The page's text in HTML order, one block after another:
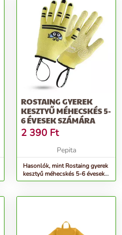
ROSTAING GYEREK
KESZTYŰ MÉHECSKÉS 5-
6 ÉVESEK SZÁMÁRA
2 390 Ft
Pepita
Hasonlók, mint Rostaing gyerek
kesztyű méhecskés 5-6 évesek
számára